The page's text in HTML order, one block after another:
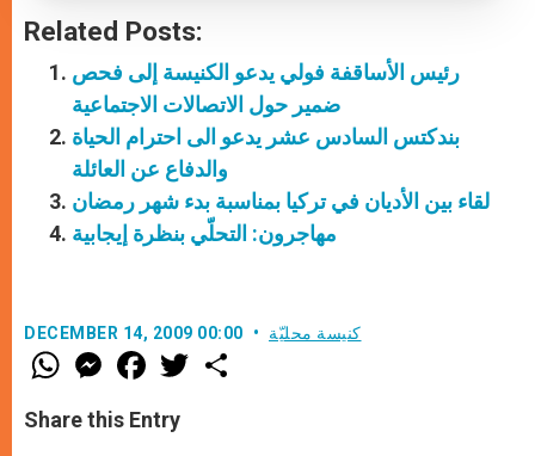
Related Posts:
رئيس الأساقفة فولي يدعو الكنيسة إلى فحص
ضمير حول الاتصالات الاجتماعية
بندكتس السادس عشر يدعو الى احترام الحياة
والدفاع عن العائلة
لقاء بين الأديان في تركيا بمناسبة بدء شهر رمضان
مهاجرون: التحلّي بنظرة إيجابية
DECEMBER 14, 2009 00:00 كنيسة محليّة
W
h
t
s
M
e
s
e
F
a
e
b
w
Share this Entry